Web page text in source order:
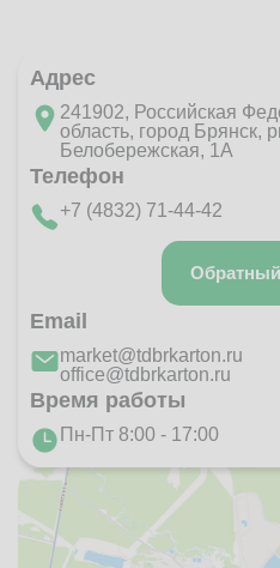
Адрес
241902, Российская
область, город Брянск,
Белобережская, 1А
Телефон
+7 (4832) 71-44-42
Email
market@tdbrkarton.ru
office@tdbrkarton.ru
Время работы
Пн-Пт 8:00 - 17:00